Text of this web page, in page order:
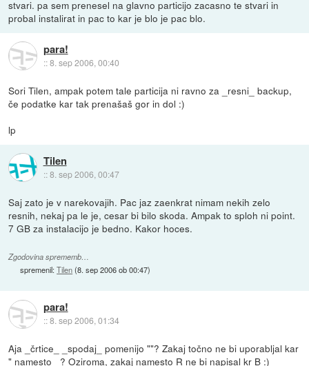
stvari. pa sem prenesel na glavno particijo zacasno te stvari in
probal instalirat in pac to kar je blo je pac blo.
para!
::8. sep 2006, 00:40
Sori Tilen, ampak potem tale particija ni ravno za _resni_ backup,
če podatke kar tak prenašaš gor in dol :)
lp
Tilen
::8. sep 2006, 00:47
Saj zato je v narekovajih. Pac jaz zaenkrat nimam nekih zelo
resnih, nekaj pa le je, cesar bi bilo skoda. Ampak to sploh ni point.
7 GB za instalacijo je bedno. Kakor hoces.
Zgodovina sprememb…
spremenil:Tilen(8. sep 2006 ob 00:47)
para!
::8. sep 2006, 01:34
Aja _črtice_ _spodaj_ pomenijo ""? Zakaj točno ne bi uporabljal kar
" namesto _? Oziroma, zakaj namesto R ne bi napisal kr B :)